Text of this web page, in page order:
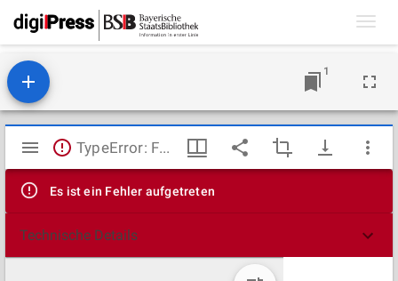
1
Mirador
Viewer
TypeError: Failed to fetch
Es ist ein Fehler aufgetreten
Technische Details